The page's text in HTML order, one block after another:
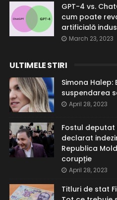
GPT-4 vs.
cum poate
artificială
March 23, 2023
ULTIMELE STIRI
Simona Halep:
suspendarea
April 28, 2023
Fostul deputat
declarat
Republica
corupție
April 28, 2023
Titluri de stat